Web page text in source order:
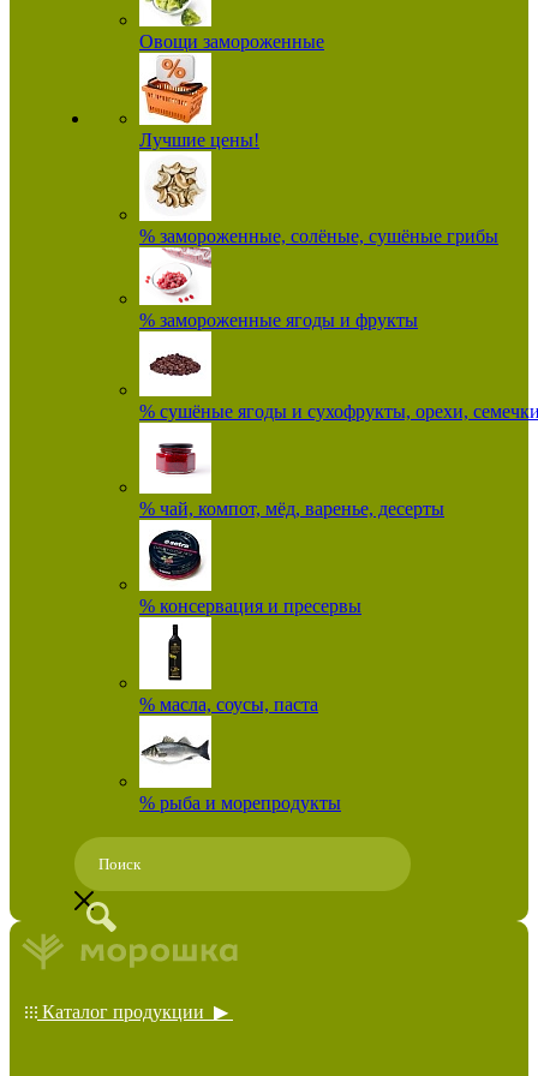
Овощи замороженные
Лучшие цены!
% замороженные, солёные, сушёные грибы
% замороженные ягоды и фрукты
% сушёные ягоды и сухофрукты, орехи,
% чай, компот, мёд, варенье, десерты
% консервация и пресервы
% масла, соусы, паста
% рыба и морепродукты
Каталог продукции ▶